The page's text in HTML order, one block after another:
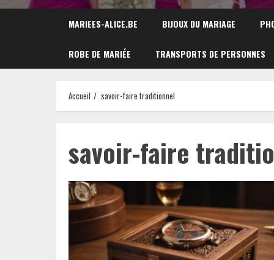
MARIEES-ALICE.BE BIJOUX DU MARIAGE
ROBE DE MARIÉE TRANSPORTS DE PERSONNES
Accueil savoir-faire traditionnel
savoir-faire